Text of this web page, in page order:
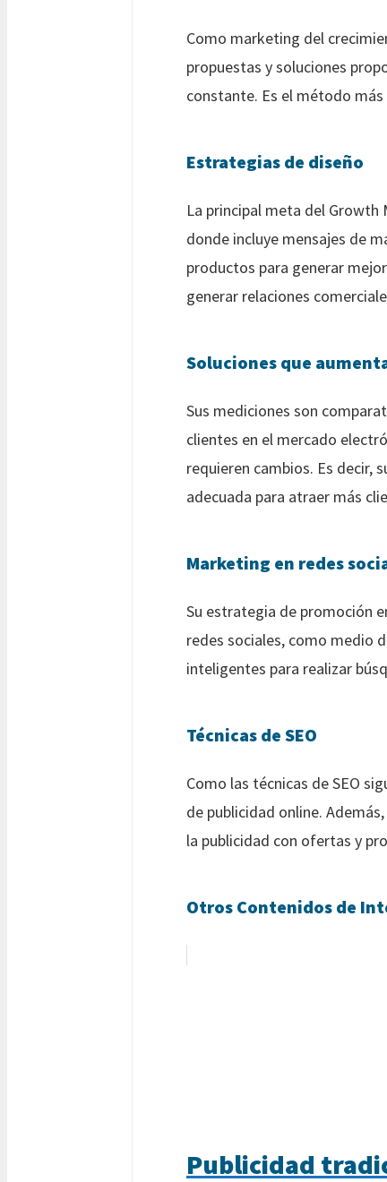
Como marketing del
propuestas y soluciones
constante. Es el método
Estrategias de diseño
La principal meta del
donde incluye mensajes de
productos para generar
generar relaciones
Soluciones que
Sus mediciones son
clientes en el mercado
requieren cambios. Es decir,
adecuada para atraer más
Marketing en redes
Su estrategia de promoción
redes sociales, como medio
inteligentes para realizar
Técnicas de SEO
Como las técnicas de SEO
de publicidad online.
la publicidad con ofertas y
Otros Contenidos de
Publicidad